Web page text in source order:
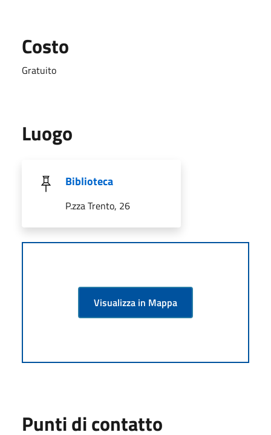
Costo
Gratuito
Luogo
Biblioteca
P.zza Trento, 26
Visualizza in Mappa
Punti di contatto